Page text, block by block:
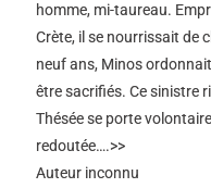
homme, mi-taureau.
Crète, il se nourrissait de
neuf ans, Minos
être sacrifiés. Ce sinistre
Thésée se porte
redoutée….>>
Auteur inconnu